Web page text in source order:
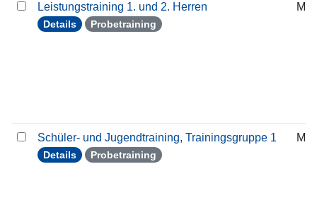
Leistungstraining 1. und 2. Herren
Details Probetraining
Schüler- und Jugendtraining, Trainingsgruppe 1
Details Probetraining